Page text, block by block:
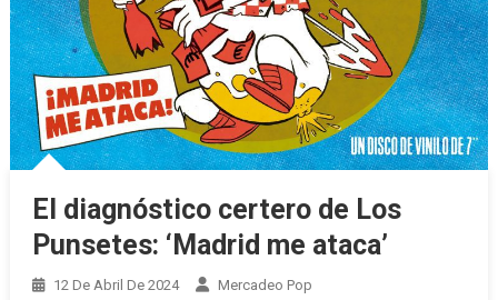
El diagnóstico certero de Los
Punsetes: ‘Madrid me ataca’
12 De Abril De 2024 Mercadeo Pop